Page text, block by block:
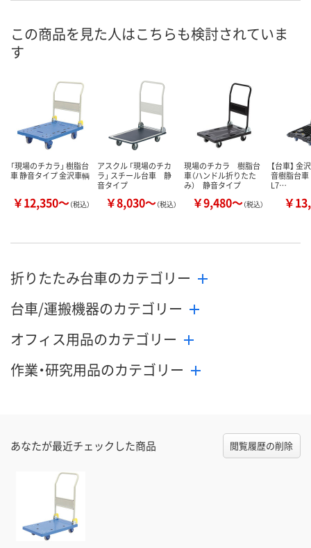
この商品を見た人はこちらも検討されていま
す
「現場のチカラ」 樹脂台
車 静音タイプ 金沢車輌
￥12,350～（税込）
アスクル 「現場のチカ
ラ」 スチール台車 静
音タイプ
￥8,030～（税込）
現場のチカラ 樹脂台
車（ハンドル折りたた
み） 静音タイプ
￥9,480～（税込）
【台車】 金
音樹脂台車
L7…
￥
折りたたみ台車のカテゴリー
台車/運搬機器のカテゴリー
オフィス用品のカテゴリー
作業・研究用品のカテゴリー
あなたが最近チェックした商品 閲覧履歴の削除